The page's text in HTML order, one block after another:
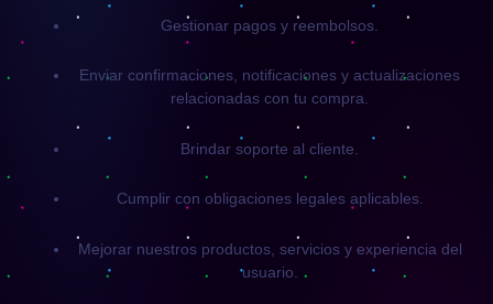
Gestionar pagos y reembolsos.
Enviar confirmaciones, notificaciones y actualizaciones
relacionadas con tu compra.
Brindar soporte al cliente.
Cumplir con obligaciones legales aplicables.
Mejorar nuestros productos, servicios y experiencia del
usuario.